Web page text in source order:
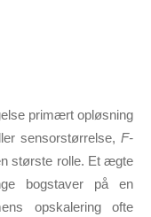
primært opløsning
sensor­størrelse, F-
største rolle. Et ægte
bogstaver på en
opskalering ofte